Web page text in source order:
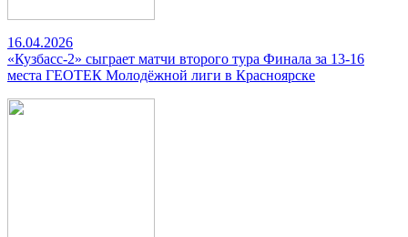
16.04.2026
«Кузбасс-2» сыграет матчи второго тура Финала за 13-16
места ГЕОТЕК Молодёжной лиги в Красноярске